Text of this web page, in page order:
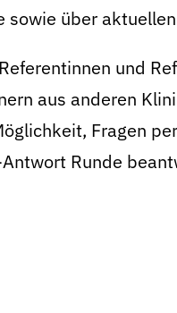
über
und
aus anderen
Fragen
Runde